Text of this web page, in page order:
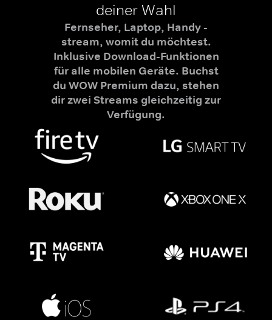
deiner Wahl
Fernseher, Laptop, Handy -
stream, womit du möchtest.
Inklusive Download-Funktionen
für alle mobilen Geräte. Buchst
du WOW Premium dazu, stehen
dir zwei Streams gleichzeitig zur
Verfügung.